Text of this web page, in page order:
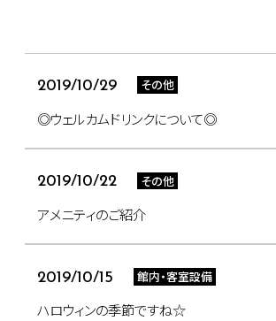
2019/10/29 その他
◎ウェルカムドリンクについて◎
2019/10/22 その他
アメニティのご紹介
2019/10/15 館内・客室設備
ハロウィンの季節ですね☆